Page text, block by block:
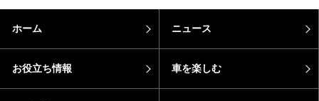
ホーム ニュース
お役立ち情報 車を楽しむ